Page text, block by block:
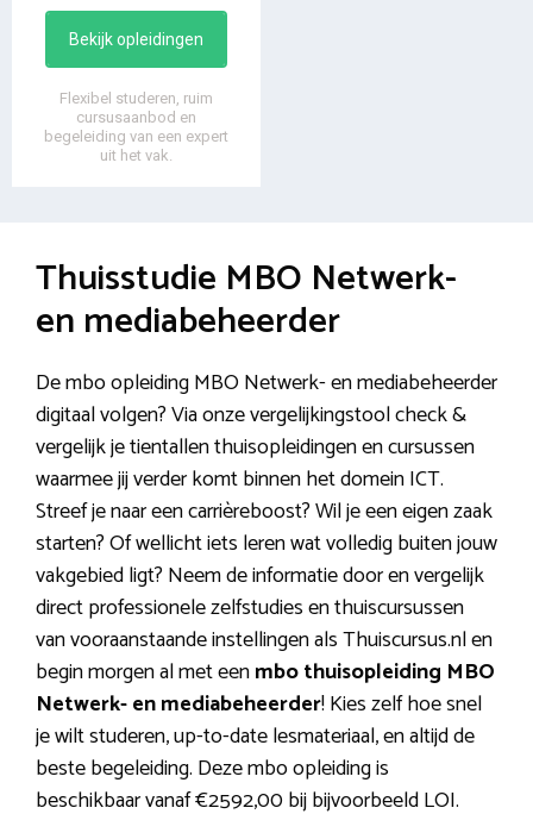
Bekijk opleidingen
Flexibel studeren, ruim
cursusaanbod en
begeleiding van een expert
uit het vak.
Thuisstudie MBO Netwerk-
en mediabeheerder
De mbo opleiding MBO Netwerk- en mediabeheerder
digitaal volgen? Via onze vergelijkingstool check &
vergelijk je tientallen thuisopleidingen en cursussen
waarmee jij verder komt binnen het domein ICT.
Streef je naar een carrièreboost? Wil je een eigen zaak
starten? Of wellicht iets leren wat volledig buiten jouw
vakgebied ligt? Neem de informatie door en vergelijk
direct professionele zelfstudies en thuiscursussen
van vooraanstaande instellingen als Thuiscursus.nl en
begin morgen al met eenmbo thuisopleiding MBO
Netwerk- en mediabeheerder! Kies zelf hoe snel
je wilt studeren, up-to-date lesmateriaal, en altijd de
beste begeleiding. Deze mbo opleiding is
beschikbaar vanaf €2592,00 bij bijvoorbeeld LOI.